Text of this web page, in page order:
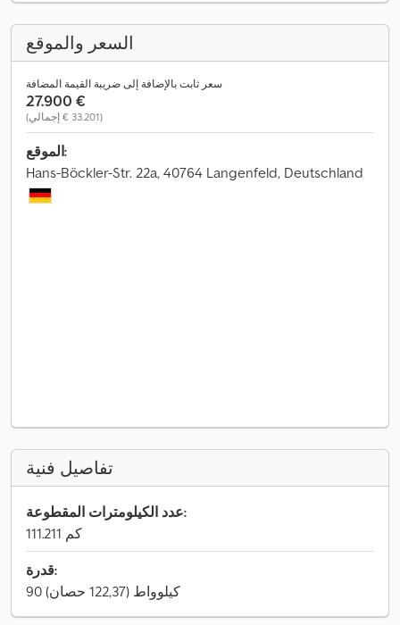
السعر والموقع
سعر ثابت بالإضافة إلى ضريبة القيمة المضافة
‏27.900 €
(‏33.201 € إجمالي)
الموقع:
Hans-Böckler-Str. 22a, 40764 Langenfeld, Deutschland
تفاصيل فنية
عدد الكيلومترات المقطوعة:
111.211 كم
قدرة:
90 كيلوواط (122,37 حصان)